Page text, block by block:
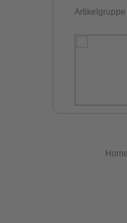
Artikelgruppe
Home